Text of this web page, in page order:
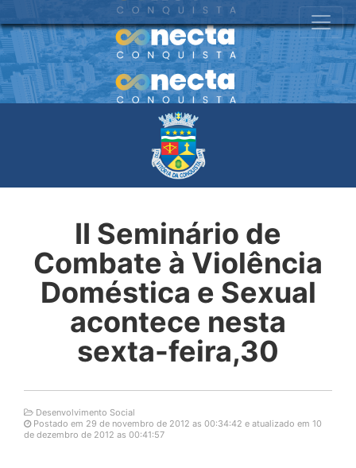
II Seminário de
Combate à Violência
Doméstica e Sexual
acontece nesta
sexta-feira,30
Desenvolvimento Social
Postado em 29 de novembro de 2012 as 00:34:42 e atualizado em 10
de dezembro de 2012 as 00:41:57